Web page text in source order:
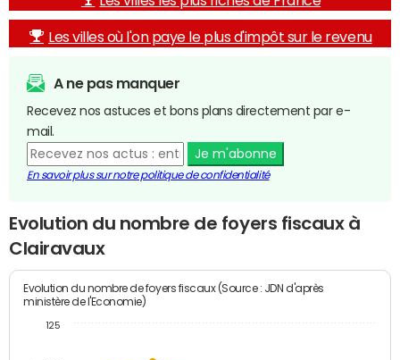
Les villes où l'on paye le plus d'impôt sur le revenu
A ne pas manquer
Recevez nos astuces et bons plans directement par e-
mail.
Je m'abonne
En savoir plus sur notre politique de confidentialité
Evolution du nombre de foyers fiscaux à
Clairavaux
Evolution du nombre de foyers fiscaux (Source : JDN d'après
ministère de l'Economie)
125